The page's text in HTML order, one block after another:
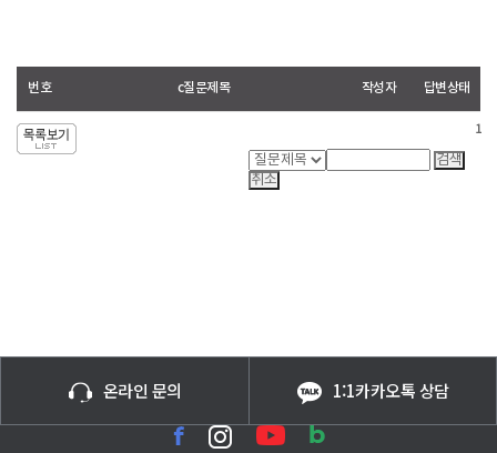
번호 c질문제목 작성자 답변상태
1
온라인 문의 1:1카카오톡 상담